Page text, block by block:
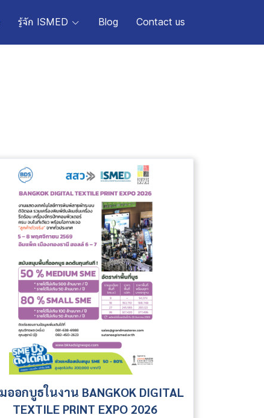
รู้จัก ISMED Blog Contact us
ออกบูธในงาน BANGKOK DIGITAL
TEXTILE PRINT EXPO 2026